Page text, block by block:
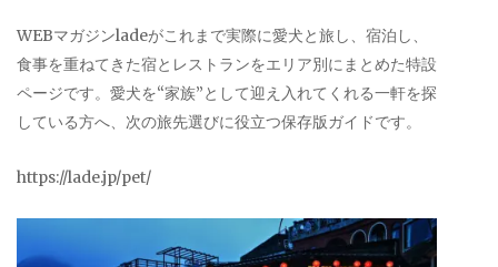
WEBマガジンladeがこれまで実際に愛犬と旅し、宿泊し、
食事を重ねてきた宿とレストランをエリア別にまとめた特設
ページです。愛犬を“家族”として迎え入れてくれる一軒を探
している方へ、次の旅先選びに役立つ保存版ガイドです。
https://lade.jp/pet/